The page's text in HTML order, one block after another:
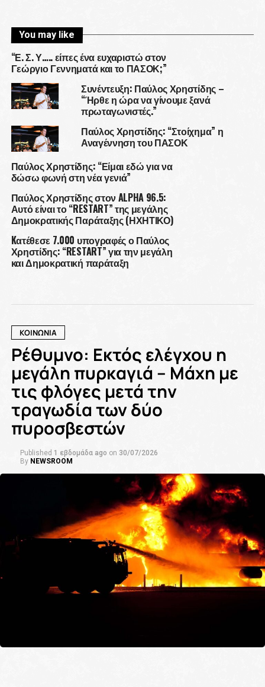
You may like
“Ε. Σ. Υ….. είπες ένα ευχαριστώ στον
Γεώργιο Γεννηματά και το ΠΑΣΟΚ;”
Συνέντευξη: Παύλος Χρηστίδης –
“Ήρθε η ώρα να γίνουμε ξανά
πρωταγωνιστές.”
Παύλος Χρηστίδης: “Στοίχημα” η
Αναγέννηση του ΠΑΣΟΚ
Παύλος Χρηστίδης: “Είμαι εδώ για να
δώσω φωνή στη νέα γενιά”
Παύλος Χρηστίδης στον ALPHA 96.5:
Αυτό είναι το “RESTART” της μεγάλης
Δημοκρατικής Παράταξης (ΗΧΗΤΙΚΟ)
Kατέθεσε 7.000 υπογραφές ο Παύλος
Χρηστίδης: “RESTART” για την μεγάλη
και Δημοκρατική παράταξη
ΚΟΙΝΩΝΙΑ
Ρέθυμνο: Εκτός ελέγχου η
μεγάλη πυρκαγιά – Μάχη με
τις φλόγες μετά την
τραγωδία των δύο
πυροσβεστών
Published 1 εβδομάδα ago on 30/07/2026
By NEWSROOM